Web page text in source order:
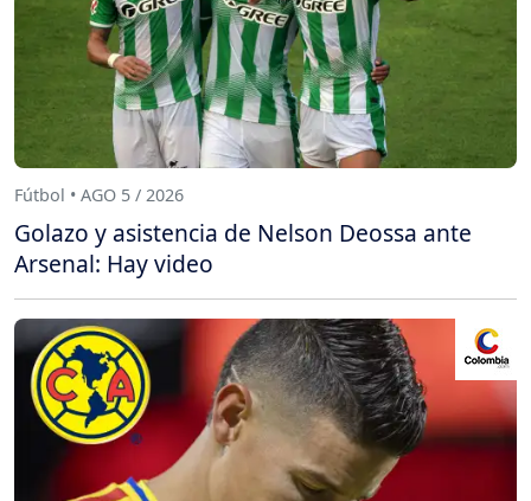
Fútbol • AGO 5 / 2026
Golazo y asistencia de Nelson Deossa ante
Arsenal: Hay video